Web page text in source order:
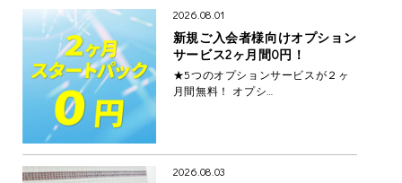
2026.08.01
新規ご入会者様向けオプション
サービス2ヶ月間0円！
★5つのオプションサービスが２ヶ
月間無料！ オプシ…
2026.08.03